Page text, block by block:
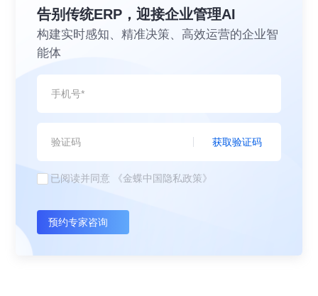
告别传统ERP，迎接企业管理AI
构建实时感知、精准决策、高效运营的企业智
能体
获取验证码
已阅读并同意 《金蝶中国隐私政策》
预约专家咨询